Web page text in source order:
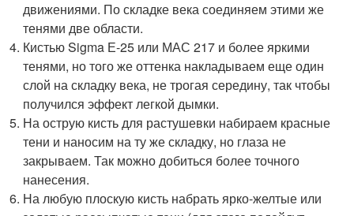
движениями. По складке века соединяем этими же
тенями две области.
Кистью Sigma Е-25 или МАС 217 и более яркими
тенями, но того же оттенка накладываем еще один
слой на складку века, не трогая середину, так чтобы
получился эффект легкой дымки.
На острую кисть для растушевки набираем красные
тени и наносим на ту же складку, но глаза не
закрываем. Так можно добиться более точного
нанесения.
На любую плоскую кисть набрать ярко-желтые или